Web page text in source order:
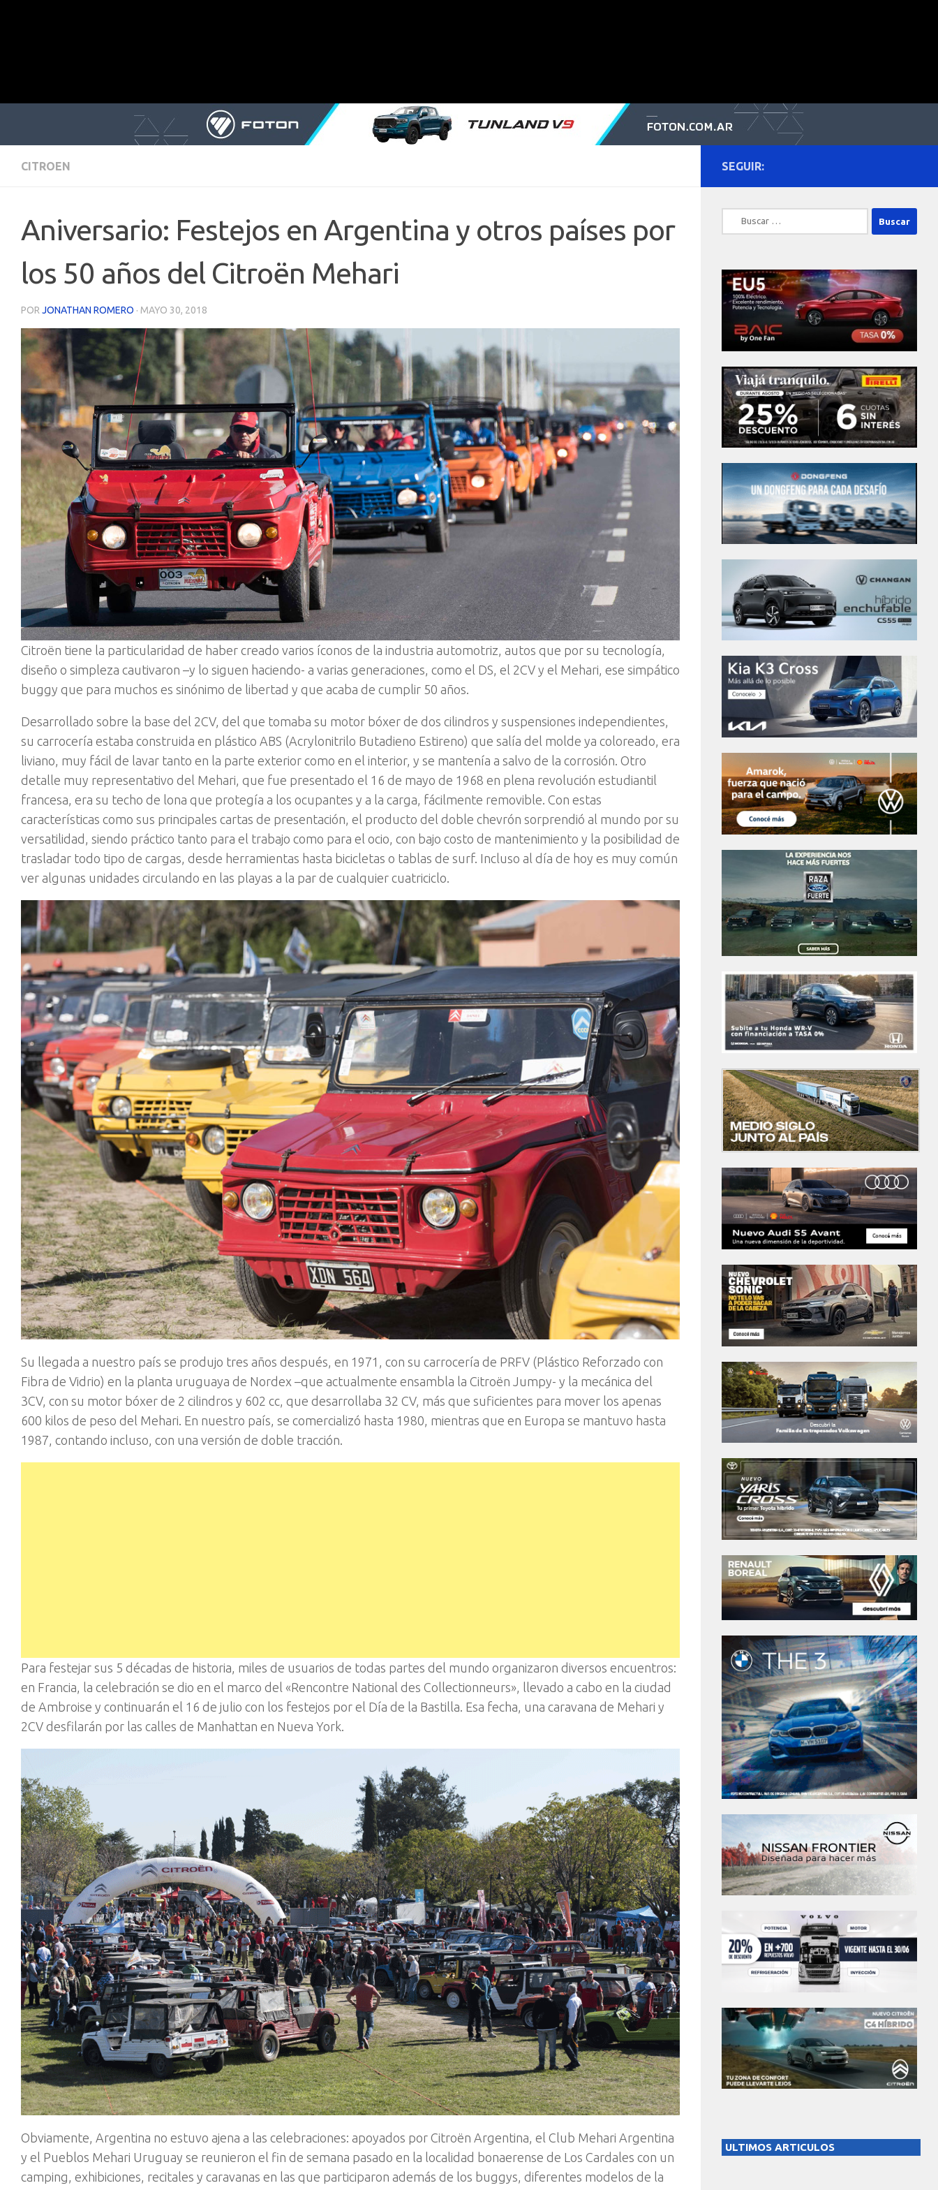
CITROEN
Aniversario: Festejos en Argentina y otros países por
los 50 años del Citroën Mehari
POR JONATHAN ROMERO · MAYO 30, 2018
Citroën tiene la particularidad de haber creado varios íconos de la industria automotriz, autos que por su tecnología,
diseño o simpleza cautivaron –y lo siguen haciendo- a varias generaciones, como el DS, el 2CV y el Mehari, ese simpático
buggy que para muchos es sinónimo de libertad y que acaba de cumplir 50 años.
Desarrollado sobre la base del 2CV, del que tomaba su motor bóxer de dos cilindros y suspensiones independientes,
su carrocería estaba construida en plástico ABS (Acrylonitrilo Butadieno Estireno) que salía del molde ya coloreado, era
liviano, muy fácil de lavar tanto en la parte exterior como en el interior, y se mantenía a salvo de la corrosión. Otro
detalle muy representativo del Mehari, que fue presentado el 16 de mayo de 1968 en plena revolución estudiantil
francesa, era su techo de lona que protegía a los ocupantes y a la carga, fácilmente removible. Con estas
características como sus principales cartas de presentación, el producto del doble chevrón sorprendió al mundo por su
versatilidad, siendo práctico tanto para el trabajo como para el ocio, con bajo costo de mantenimiento y la posibilidad de
trasladar todo tipo de cargas, desde herramientas hasta bicicletas o tablas de surf. Incluso al día de hoy es muy común
ver algunas unidades circulando en las playas a la par de cualquier cuatriciclo.
Su llegada a nuestro país se produjo tres años después, en 1971, con su carrocería de PRFV (Plástico Reforzado con
Fibra de Vidrio) en la planta uruguaya de Nordex –que actualmente ensambla la Citroën Jumpy- y la mecánica del
3CV, con su motor bóxer de 2 cilindros y 602 cc, que desarrollaba 32 CV, más que suficientes para mover los apenas
600 kilos de peso del Mehari. En nuestro país, se comercializó hasta 1980, mientras que en Europa se mantuvo hasta
1987, contando incluso, con una versión de doble tracción.
Para festejar sus 5 décadas de historia, miles de usuarios de todas partes del mundo organizaron diversos encuentros:
en Francia, la celebración se dio en el marco del «Rencontre National des Collectionneurs», llevado a cabo en la ciudad
de Ambroise y continuarán el 16 de julio con los festejos por el Día de la Bastilla. Esa fecha, una caravana de Mehari y
2CV desfilarán por las calles de Manhattan en Nueva York.
Obviamente, Argentina no estuvo ajena a las celebraciones: apoyados por Citroën Argentina, el Club Mehari Argentina
y el Pueblos Mehari Uruguay se reunieron el fin de semana pasado en la localidad bonaerense de Los Cardales con un
camping, exhibiciones, recitales y caravanas en las que participaron además de los buggys, diferentes modelos de la
SEGUIR:
Buscar:
ULTIMOS ARTICULOS